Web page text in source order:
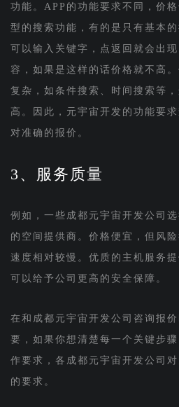
功能。APP的功能要求不同，价
型的搜索功能，有的是只有基本
可以输入关键字，点返回就会出
容，如果是这样的话价格就不高
复杂，如条件搜索、时间搜索等
高。因此，元宇宙开发的功能要
对准确的报价。
3、服务质量
例如，一些成都元宇宙开发公司
的空间提供商。价格便宜，但风
速度相对较慢。优质的主机服务
可以给予公司更高的安全保障。
在和成都元宇宙开发公司咨询报
要，如果你想清楚每一个关键步
作要求，各成都元宇宙开发公司
的要求。